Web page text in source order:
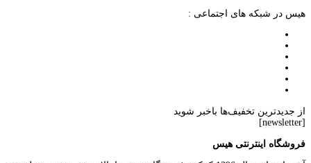
هیس در شبکه های اجتماعی :
از جدیدترین تخفیف‌ها باخبر شوید
[newsletter]
فروشگاه اینترنتی هیس